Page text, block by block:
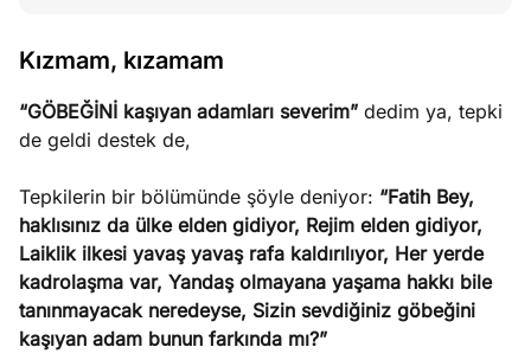
6, 2026
yasalar
Ağustos
5, 2026
stok
caiz
Köşe
Spor
Kızmam, kızamam
“GÖBEĞİNİ kaşıyan adamları severim” dedim ya, tepki
de geldi destek de,
Tepkilerin bir bölümünde şöyle deniyor: “Fatih Bey,
haklısınız da ülke elden gidiyor, Rejim elden gidiyor,
Laiklik ilkesi yavaş yavaş rafa kaldırılıyor, Her yerde
kadrolaşma var, Yandaş olmayana yaşama hakkı bile
tanınmayacak neredeyse, Sizin sevdiğiniz göbeğini
kaşıyan adam bunun farkında mı?”